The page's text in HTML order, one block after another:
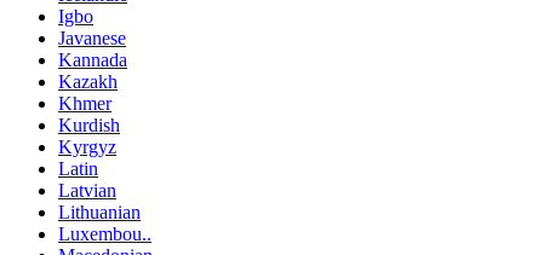
Igbo
Javanese
Kannada
Kazakh
Khmer
Kurdish
Kyrgyz
Latin
Latvian
Lithuanian
Luxembou..